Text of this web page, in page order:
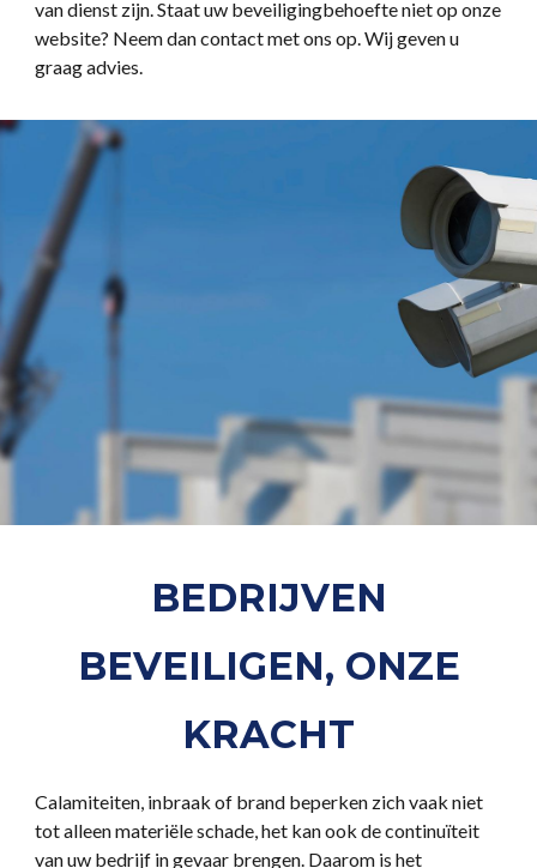
van dienst zijn. Staat uw beveiligingbehoefte niet op onze
website? Neem dan contact met ons op. Wij geven u
graag advies.
BEDRIJVEN
BEVEILIGEN, ONZE
KRACHT
Calamiteiten, inbraak of brand beperken zich vaak niet
tot alleen materiële schade, het kan ook de continuïteit
van uw bedrijf in gevaar brengen. Daarom is het